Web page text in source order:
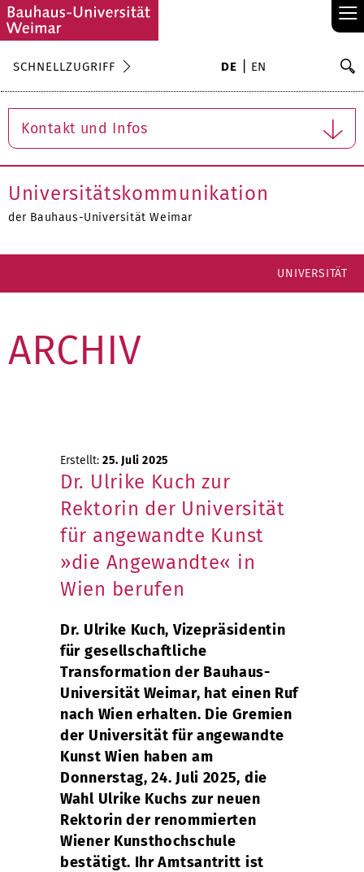
≡
SCHNELLZUGRIFF DE EN
Kontakt und Infos
Universitätskommunikation
der Bauhaus-Universität Weimar
UNIVERSITÄT
ARCHIV
Erstellt: 25. Juli 2025
Dr. Ulrike Kuch zur
Rektorin der Universität
für angewandte Kunst
»die Angewandte« in
Wien berufen
Dr. Ulrike Kuch, Vizepräsidentin
für gesellschaftliche
Transformation der Bauhaus-
Universität Weimar, hat einen Ruf
nach Wien erhalten. Die Gremien
der Universität für angewandte
Kunst Wien haben am
Donnerstag, 24. Juli 2025, die
Wahl Ulrike Kuchs zur neuen
Rektorin der renommierten
Wiener Kunsthochschule
bestätigt. Ihr Amtsantritt ist